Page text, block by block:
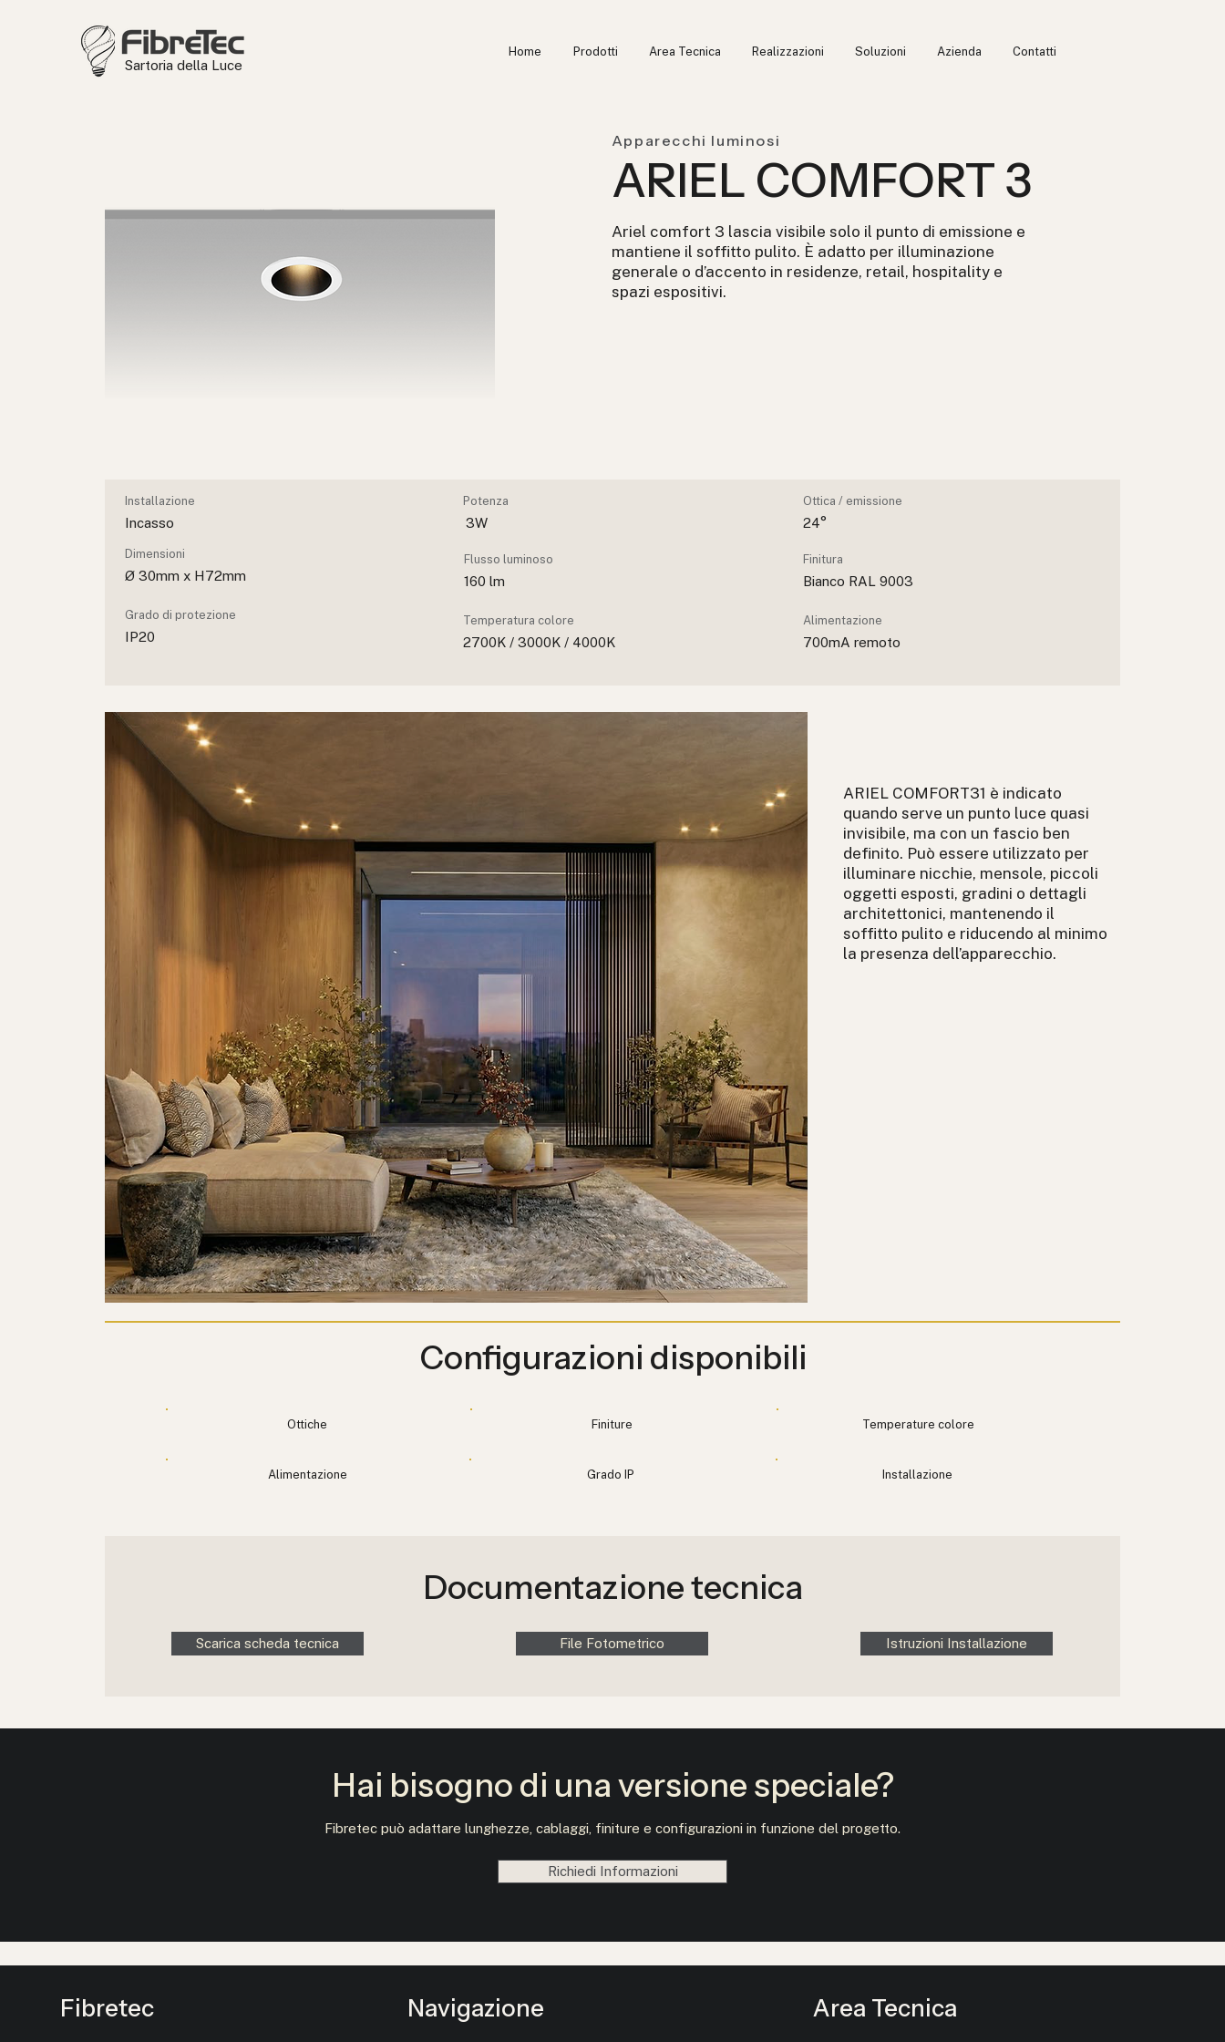
Sartoria della Luce
Home Prodotti Area Tecnica Realizzazioni Soluzioni Azienda Contatti
Apparecchi luminosi
ARIEL COMFORT 3
Ariel comfort 3 lascia visibile solo il punto di emissione e
mantiene il soffitto pulito. È adatto per illuminazione
generale o d’accento in residenze, retail, hospitality e
spazi espositivi.
Installazione
Incasso
Dimensioni
Ø 30mm x H72mm
Grado di protezione
IP20
Potenza
3W
Flusso luminoso
160 lm
Temperatura colore
2700K / 3000K / 4000K
Ottica / emissione
24°
Finitura
Bianco RAL 9003
Alimentazione
700mA remoto
ARIEL COMFORT31 è indicato
quando serve un punto luce quasi
invisibile, ma con un fascio ben
definito. Può essere utilizzato per
illuminare nicchie, mensole, piccoli
oggetti esposti, gradini o dettagli
architettonici, mantenendo il
soffitto pulito e riducendo al minimo
la presenza dell’apparecchio.
Configurazioni disponibili
Ottiche Finiture
Alimentazione Grado IP
Temperature colore
Installazione
Documentazione tecnica
Scarica scheda tecnica File Fotometrico Istruzioni Installazione
Hai bisogno di una versione speciale?
Fibretec può adattare lunghezze, cablaggi, finiture e configurazioni in funzione del progetto.
Richiedi Informazioni
Fibretec Navigazione Area Tecnica